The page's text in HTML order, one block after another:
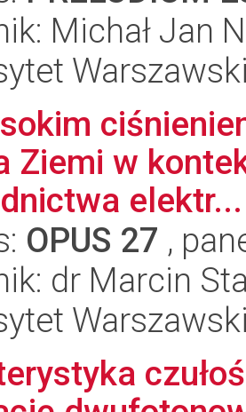
Michał Jan
Ziemi w
elektr...
OPUS 27 ,
dr Marcin